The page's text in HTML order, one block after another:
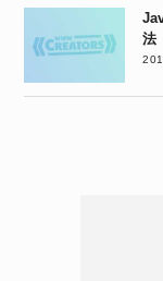
法